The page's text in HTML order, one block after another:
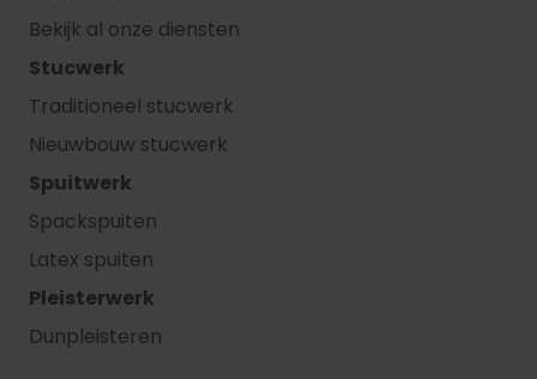
Bekijk al onze diensten
Stucwerk
Traditioneel stucwerk
Nieuwbouw stucwerk
Spuitwerk
Spackspuiten
Latex spuiten
Pleisterwerk
Dunpleisteren